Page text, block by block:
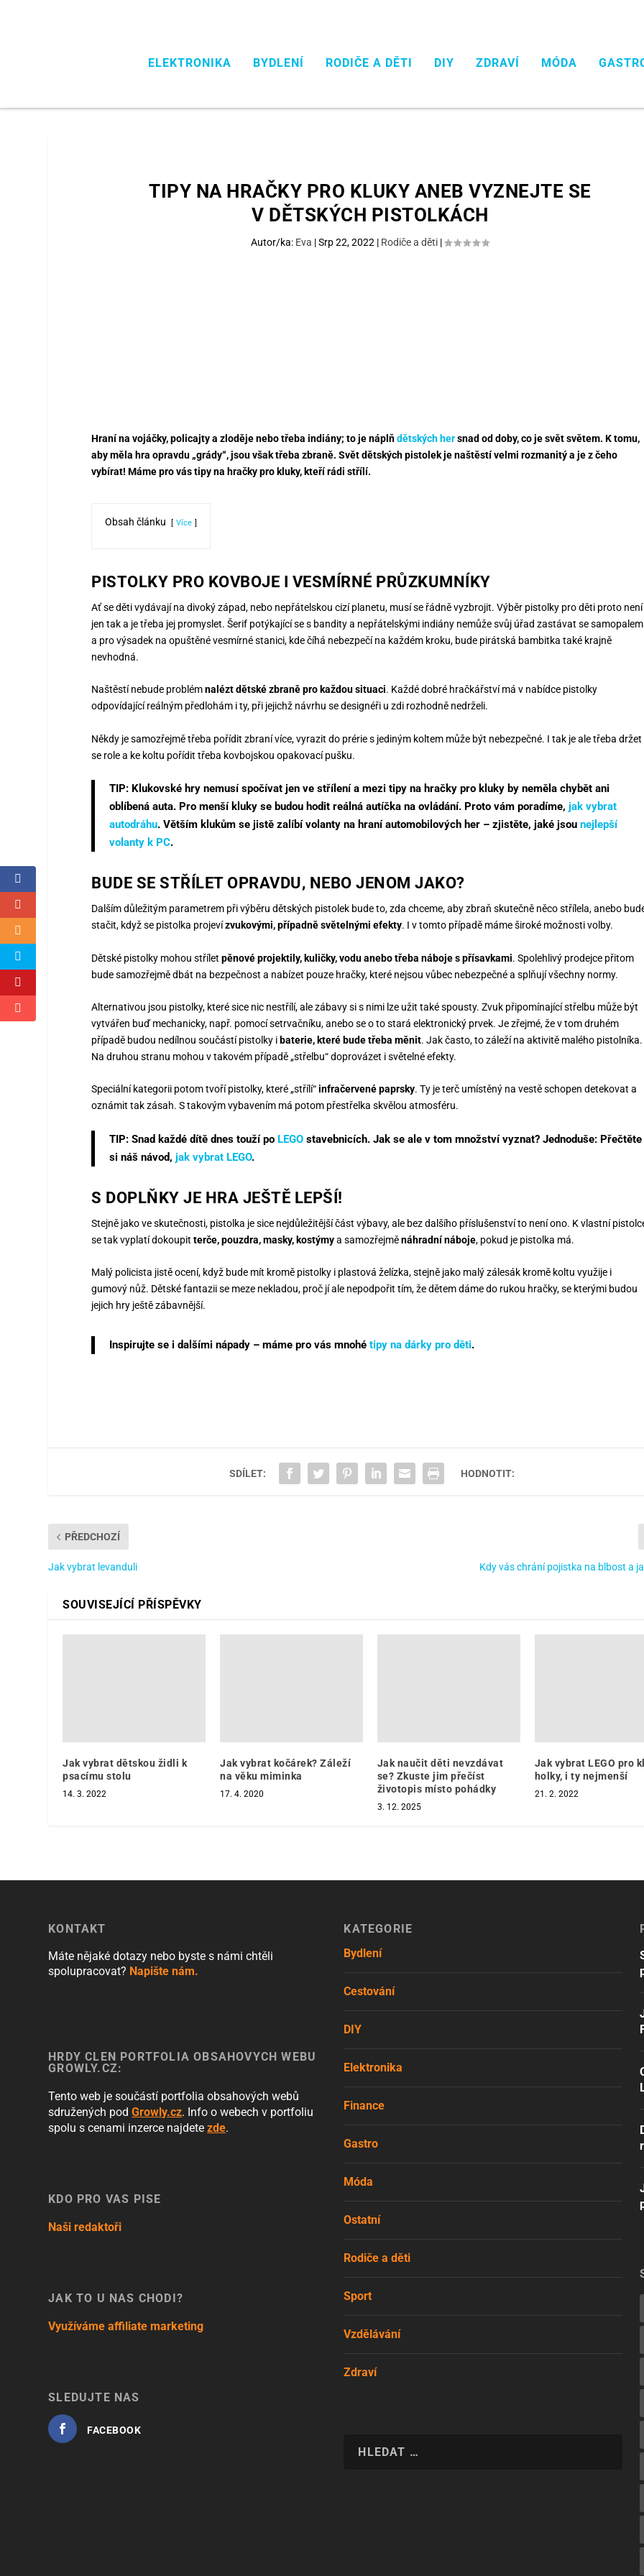
ELEKTRONIKA BYDLENÍ RODIČE A DĚTI DIY ZDRAVÍ MÓDA
TIPY NA HRAČKY PRO KLUKY ANEB VYZNEJTE SE
V DĚTSKÝCH PISTOLKÁCH
Autor/ka: Eva |Srp 22, 2022 | Rodiče a děti |
Hraní na vojáčky, policajty a zloděje nebo třeba indiány; to je náplňdětských hersnad od doby, co je svět světem. K tomu,
aby měla hra opravdu „grády“, jsou však třeba zbraně. Svět dětských pistolek je naštěstí velmi rozmanitý a je z čeho
vybírat! Máme pro vás tipy na hračky pro kluky, kteří rádi střílí.
Obsah článku Více
PISTOLKY PRO KOVBOJE I VESMÍRNÉ PRŮZKUMNÍKY
Ať se děti vydávají na divoký západ, nebo nepřátelskou cizí planetu, musí se řádně vyzbrojit. Výběr pistolky pro děti proto není
jen tak a je třeba jej promyslet. Šerif potýkající se s bandity a nepřátelskými indiány nemůže svůj úřad zastávat se samopalem
a pro výsadek na opuštěné vesmírné stanici, kde číhá nebezpečí na každém kroku, bude pirátská bambitka také krajně
nevhodná.
Naštěstí nebude problémnalézt dětské zbraně pro každou situaci. Každé dobré hračkářství má v nabídce pistolky
odpovídající reálným předlohám i ty, při jejichž návrhu se designéři u zdi rozhodně nedrželi.
Někdy je samozřejmě třeba pořídit zbraní více, vyrazit do prérie s jediným koltem může být nebezpečné. I tak je ale třeba držet
se role a ke koltu pořídit třeba kovbojskou opakovací pušku.
TIP: Klukovské hry nemusí spočívat jen ve střílení a mezi tipy na hračky pro kluky by neměla chybět ani
oblíbená auta. Pro menší kluky se budou hodit reálná autíčka na ovládání. Proto vám poradíme,jak vybrat
autodráhu. Větším klukům se jistě zalíbí volanty na hraní automobilových her – zjistěte, jaké jsounejlepší
volanty k PC.
BUDE SE STŘÍLET OPRAVDU, NEBO JENOM JAKO?
Dalším důležitým parametrem při výběru dětských pistolek bude to, zda chceme, aby zbraň skutečně něco střílela, anebo
stačit, když se pistolka projevízvukovými, případně světelnými efekty. I v tomto případě máme široké možnosti volby.
Dětské pistolky mohou stříletpěnové projektily, kuličky, vodu anebo třeba náboje s přísavkami. Spolehlivý prodejce přitom
bude samozřejmě dbát na bezpečnost a nabízet pouze hračky, které nejsou vůbec nebezpečné a splňují všechny normy.
Alternativou jsou pistolky, které sice nic nestřílí, ale zábavy si s nimi lze užit také spousty. Zvuk připomínající střelbu může být
vytvářen buď mechanicky, např. pomocí setrvačníku, anebo se o to stará elektronický prvek. Je zřejmé, že v tom druhém
případě budou nedílnou součástí pistolky i baterie, které bude třeba měnit. Jak často, to záleží na aktivitě malého pistolníka.
Na druhou stranu mohou v takovém případě „střelbu“ doprovázet i světelné efekty.
Speciální kategorii potom tvoří pistolky, které „střílí“infračervené paprsky. Ty je terč umístěný na vestě schopen detekovat a
oznámit tak zásah. S takovým vybavením má potom přestřelka skvělou atmosféru.
TIP: Snad každé dítě dnes touží po LEGO stavebnicích. Jak se ale v tom množství vyznat? Jednoduše: Přečtěte
si náš návod,jak vybrat LEGO.
S DOPLŇKY JE HRA JEŠTĚ LEPŠÍ!
Stejně jako ve skutečnosti, pistolka je sice nejdůležitější část výbavy, ale bez dalšího příslušenství to není ono. K vlastní
se tak vyplatí dokoupit terče, pouzdra, masky, kostýmya samozřejměnáhradní náboje, pokud je pistolka má.
Malý policista jistě ocení, když bude mít kromě pistolky i plastová želízka, stejně jako malý zálesák kromě koltu využije i
gumový nůž. Dětské fantazii se meze nekladou, proč jí ale nepodpořit tím, že dětem dáme do rukou hračky, se kterými budou
jejich hry ještě zábavnější.
Inspirujte se i dalšími nápady – máme pro vás mnohétipy na dárky pro děti.
SDÍLET: HODNOTIT:
PŘEDCHOZÍ
Jak vybrat levanduli Kdy vás chrání pojistka na blbost a
SOUVISEJÍCÍ PŘÍSPĚVKY
Jak vybrat dětskou židli k
psacímu stolu
14. 3. 2022
Jak vybrat kočárek? Záleží
na věku miminka
17. 4. 2020
Jak naučit děti nevzdávat
se? Zkuste jim přečíst
životopis místo pohádky
3. 12. 2025
Jak vybrat LEGO pro
holky, i ty nejmenší
21. 2. 2022
KONTAKT
Máte nějaké dotazy nebo byste s námi chtěli
spolupracovat? Napište nám.
HRDÝ ČLEN PORTFOLIA OBSAHOVÝCH WEBŮ
GROWLY.CZ:
Tento web je součástí portfolia obsahových webů
sdružených podGrowly.cz. Info o webech v portfoliu
spolu s cenami inzerce najdetezde.
KDO PRO VÁS PÍŠE
Naši redaktoři
JAK TO U NÁS CHODÍ?
Využíváme affiliate marketing
SLEDUJTE NÁS
FACEBOOK
KATEGORIE
Bydlení
Cestování
DIY
Elektronika
Finance
Gastro
Móda
Ostatní
Rodiče a děti
Sport
Vzdělávání
Zdraví